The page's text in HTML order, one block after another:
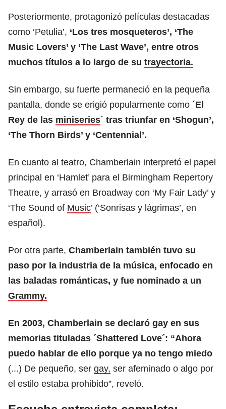
Posteriormente, protagonizó películas destacadas
como ‘Petulia’, ‘Los tres mosqueteros’, ‘The
Music Lovers’ y ‘The Last Wave’, entre otros
muchos títulos a lo largo de su trayectoria.
Sin embargo, su fuerte permaneció en la pequeña
pantalla, donde se erigió popularmente como ´El
Rey de las miniseries´ tras triunfar en ‘Shogun’,
‘The Thorn Birds’ y ‘Centennial’.
En cuanto al teatro, Chamberlain interpretó el papel
principal en ‘Hamlet’ para el Birmingham Repertory
Theatre, y arrasó en Broadway con ‘My Fair Lady’ y
‘The Sound of Music’ (‘Sonrisas y lágrimas’, en
español).
Por otra parte, Chamberlain también tuvo su
paso por la industria de la música, enfocado en
las baladas románticas, y fue nominado a un
Grammy.
En 2003, Chamberlain se declaró gay en sus
memorias tituladas ´Shattered Love´: “Ahora
puedo hablar de ello porque ya no tengo miedo
(...) De pequeño, ser gay, ser afeminado o algo por
el estilo estaba prohibido”, reveló.